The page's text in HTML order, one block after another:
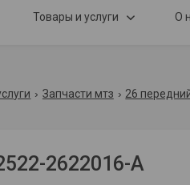
Товары и услуги О
Запчасти мтз 26
2622016-А